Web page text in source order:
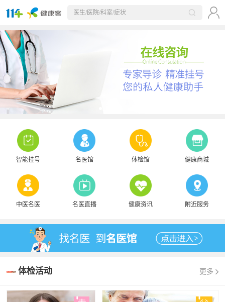
智能挂号 名医馆 体检馆 健康商城
中医名医 名医直播 健康资讯 附近服务
体检活动 更多